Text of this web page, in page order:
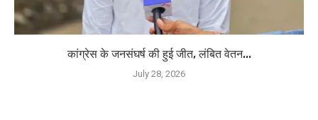
कांग्रेस के जनसंघर्ष की हुई जीत, लंबित वेतन...
July 28, 2026